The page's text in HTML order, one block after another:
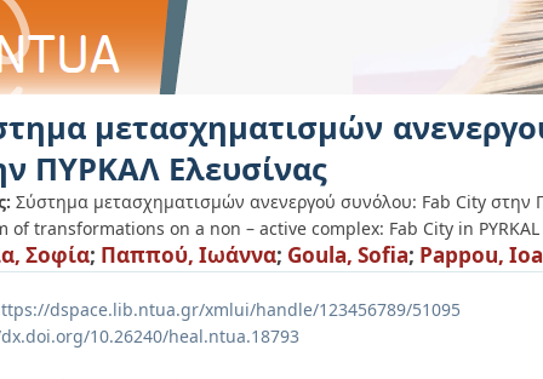
μετασχηματισμών
ΠΥΡΚΑΛ Ελευσίνας
Σύστημα μετασχηματισμών ανενεργού συνόλου: Fab City στην
of transformations on a non – active complex: Fab City in PYRKAL
Σοφία; Παππού, Ιωάννα; Goula, Sofia; Pappou,
dspace.lib.ntua.gr/xmlui/handle/123456789/51095
10.26240/heal.ntua.18793